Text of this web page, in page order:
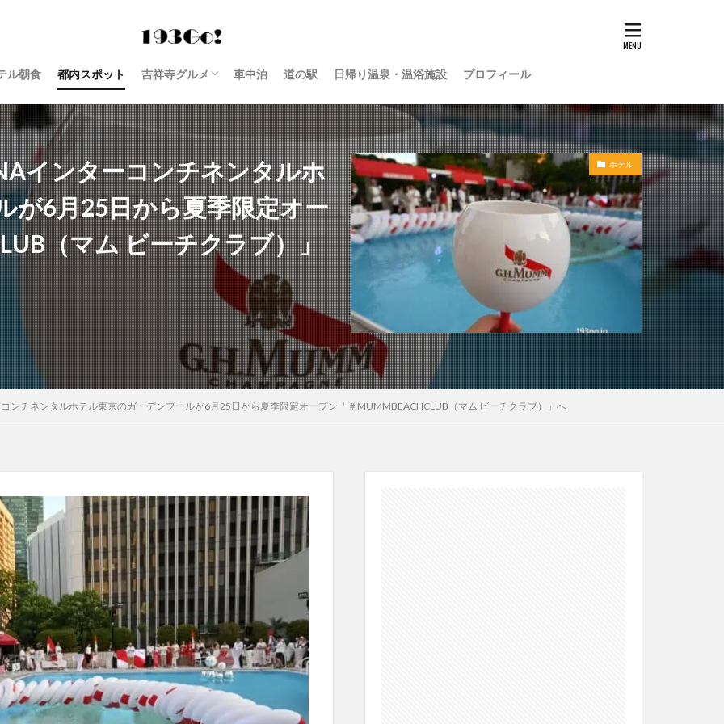
ル朝食 都内スポット 吉祥寺グルメ
西荻窪 グルメ
車中泊 道の駅 日帰り温泉・温浴施設 プロフィール
インターコンチネンタルホ
が6月25日から夏季限定オー
（マム ビーチクラブ）」
ホテル
ンチネンタルホテル東京のガーデンプールが6月25日から夏季限定オープン「＃MUMMBEACHCLUB（マム ビーチクラブ）」へ